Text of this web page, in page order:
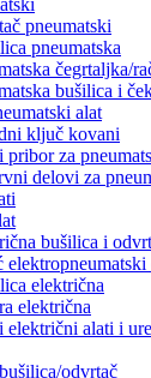
pneumatski
pneumatska
čegrtaljka/
bušilica i
alat
ključ kovani
pribor za
delovi za
bušilica i
elektropneumatski
električna
električna
električni alati i
odvrtač